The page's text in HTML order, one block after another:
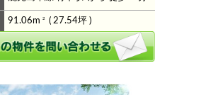
91.06m2 ( 27.54坪 )